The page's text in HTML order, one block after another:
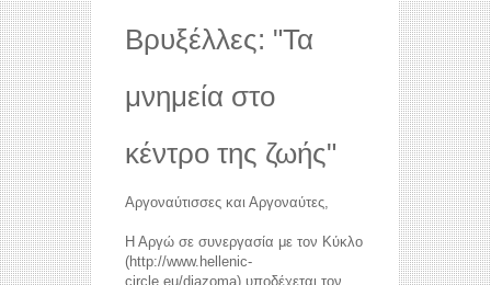
Βρυξέλλες: "Τα
μνημεία στο
κέντρο της ζωής"
Αργοναύτισσες και Αργοναύτες,
Η Αργώ σε συνεργασία με τον Κύκλο
(http://www.hellenic-
circle.eu/diazoma) υποδέχεται τον